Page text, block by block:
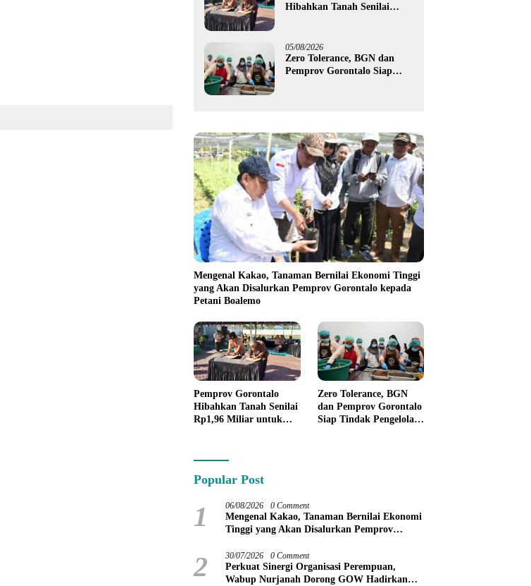
Hibahkan Tanah Senilai
05/08/2026
Zero Tolerance, BGN dan
Pemprov Gorontalo Siap
Mengenal Kakao, Tanaman Bernilai Ekonomi Tinggi
yang Akan Disalurkan Pemprov Gorontalo kepada
Petani Boalemo
Pemprov Gorontalo
Hibahkan Tanah Senilai
Rp1,96 Miliar untuk
Zero Tolerance, BGN
dan Pemprov Gorontalo
Siap Tindak Pengelola
Popular Post
1 06/08/2026 0 Comment
Mengenal Kakao, Tanaman Bernilai Ekonomi
Tinggi yang Akan Disalurkan Pemprov
2 30/07/2026 0 Comment
Perkuat Sinergi Organisasi Perempuan,
Wabup Nurjanah Dorong GOW Hadirkan